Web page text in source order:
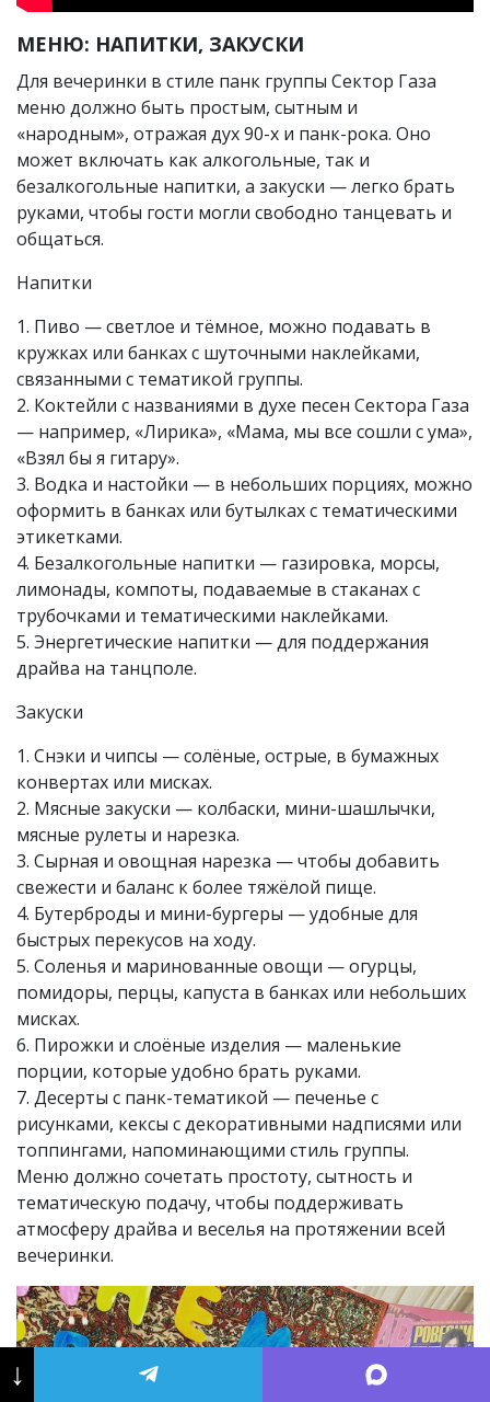
МЕНЮ: НАПИТКИ, ЗАКУСКИ
Для вечеринки в стиле панк группы Сектор Газа
меню должно быть простым, сытным и
«народным», отражая дух 90-х и панк-рока. Оно
может включать как алкогольные, так и
безалкогольные напитки, а закуски — легко брать
руками, чтобы гости могли свободно танцевать и
общаться.
Напитки
1. Пиво — светлое и тёмное, можно подавать в
кружках или банках с шуточными наклейками,
связанными с тематикой группы.
2. Коктейли с названиями в духе песен Сектора Газа
— например, «Лирика», «Мама, мы все сошли с ума»,
«Взял бы я гитару».
3. Водка и настойки — в небольших порциях, можно
оформить в банках или бутылках с тематическими
этикетками.
4. Безалкогольные напитки — газировка, морсы,
лимонады, компоты, подаваемые в стаканах с
трубочками и тематическими наклейками.
5. Энергетические напитки — для поддержания
драйва на танцполе.
Закуски
1. Снэки и чипсы — солёные, острые, в бумажных
конвертах или мисках.
2. Мясные закуски — колбаски, мини-шашлычки,
мясные рулеты и нарезка.
3. Сырная и овощная нарезка — чтобы добавить
свежести и баланс к более тяжёлой пище.
4. Бутерброды и мини-бургеры — удобные для
быстрых перекусов на ходу.
5. Соленья и маринованные овощи — огурцы,
помидоры, перцы, капуста в банках или небольших
мисках.
6. Пирожки и слоёные изделия — маленькие
порции, которые удобно брать руками.
7. Десерты с панк-тематикой — печенье с
рисунками, кексы с декоративными надписями или
топпингами, напоминающими стиль группы.
Меню должно сочетать простоту, сытность и
тематическую подачу, чтобы поддерживать
атмосферу драйва и веселья на протяжении всей
вечеринки.
↓